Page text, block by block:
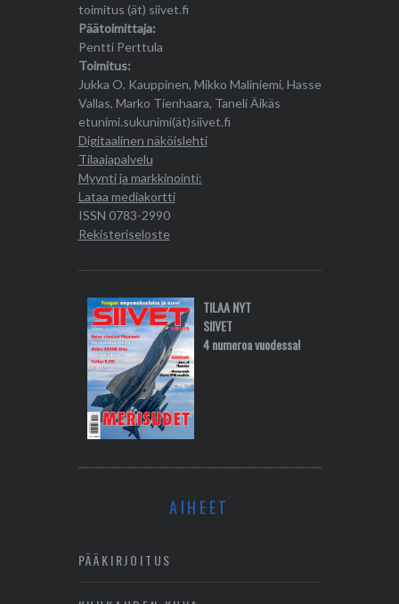
toimitus (ät) siivet.fi
Päätoimittaja:
Pentti Perttula
Toimitus:
Jukka O. Kauppinen, Mikko Maliniemi, Hasse
Vallas, Marko Tienhaara, Taneli Äikäs
etunimi.sukunimi(ät)siivet.fi
Digitaalinen näköislehti
Tilaajapalvelu
Myynti ja markkinointi:
Lataa mediakortti
ISSN 0783-2990
Rekisteriseloste
TILAA NYT
SIIVET
4 numeroa vuodessa!
AIHEET
PÄÄKIRJOITUS